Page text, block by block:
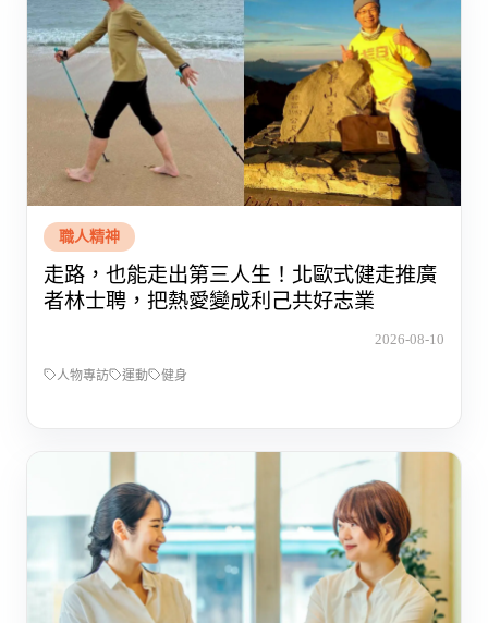
職人精神
走路，也能走出第三人生！北歐式健走推廣
者林士聘，把熱愛變成利己共好志業
2026-08-10
人物專訪 運動 健身